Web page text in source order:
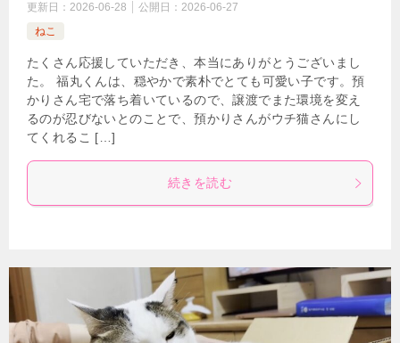
更新日： 2026-06-28 公開日： 2026-06-27
ねこ
たくさん応援していただき、本当にありがとうございまし
た。 福丸くんは、穏やかで素朴でとても可愛い子です。預
かりさん宅で落ち着いているので、譲渡でまた環境を変え
るのが忍びないとのことで、預かりさんがウチ猫さんにし
てくれるこ […]
続きを読む